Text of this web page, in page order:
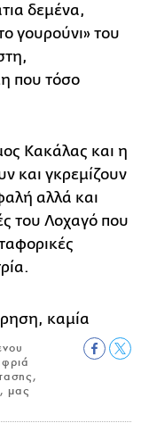
δεμένα,
γουρούνι» του
που τόσο
Κακάλας και η
και γκρεμίζουν
αλλά και
του Λοχαγό που
μας